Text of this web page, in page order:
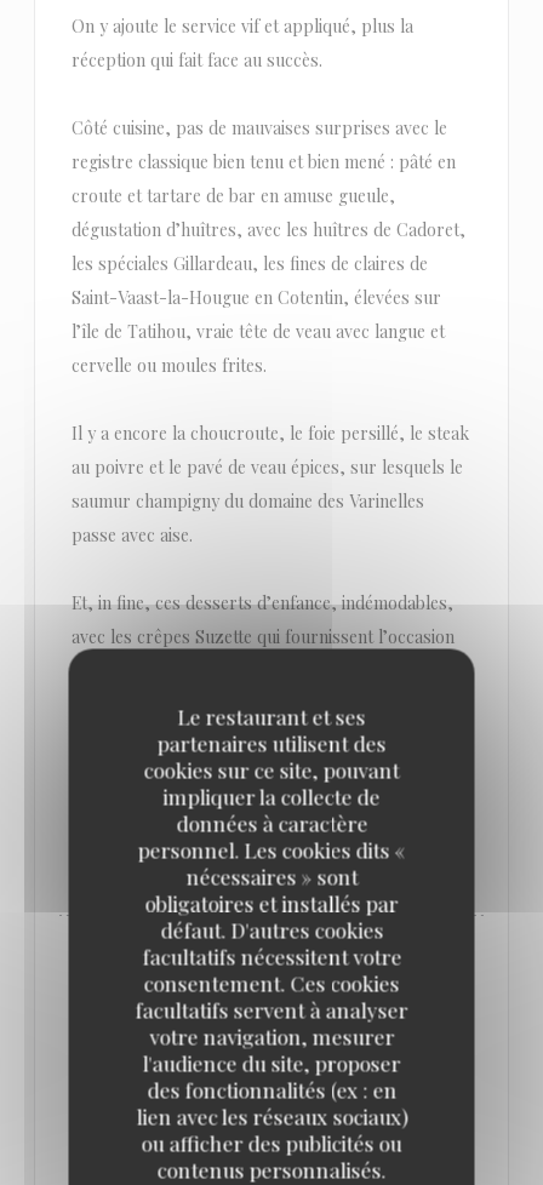
Le restaurant et ses
partenaires utilisent des
cookies sur ce site, pouvant
impliquer la collecte de
données à caractère
personnel. Les cookies dits «
nécessaires » sont
obligatoires et installés par
défaut. D'autres cookies
facultatifs nécessitent votre
consentement. Ces cookies
facultatifs servent à analyser
votre navigation, mesurer
l'audience du site, proposer
des fonctionnalités (ex : en
lien avec les réseaux sociaux)
ou afficher des publicités ou
contenus personnalisés.
On y ajoute le service vif et appliqué, plus la
réception qui fait face au succès.
Côté cuisine, pas de mauvaises surprises avec le
registre classique bien tenu et bien mené : pâté en
croute et tartare de bar en amuse gueule,
dégustation d’huîtres, avec les huîtres de Cadoret,
les spéciales Gillardeau, les fines de claires de
Saint-Vaast-la-Hougue en Cotentin, élevées sur
l’île de Tatihou, vraie tête de veau avec langue et
cervelle ou moules frites.
Il y a encore la choucroute, le foie persillé, le steak
au poivre et le pavé de veau épices, sur lesquels le
saumur champigny du domaine des Varinelles
passe avec aise.
Et, in fine, ces desserts d’enfance, indémodables,
avec les crêpes Suzette qui fournissent l’occasion
d’un bel exercice de style au guéridon, et les
profiteroles au chocolat qui donnent le sentiment
que c’est tous les jours dimanche au Vaudeville,
place de la Bourse.
LIRE L'ARTICLE ((OUVRE UNE NOUVELLE FENÊTRE))